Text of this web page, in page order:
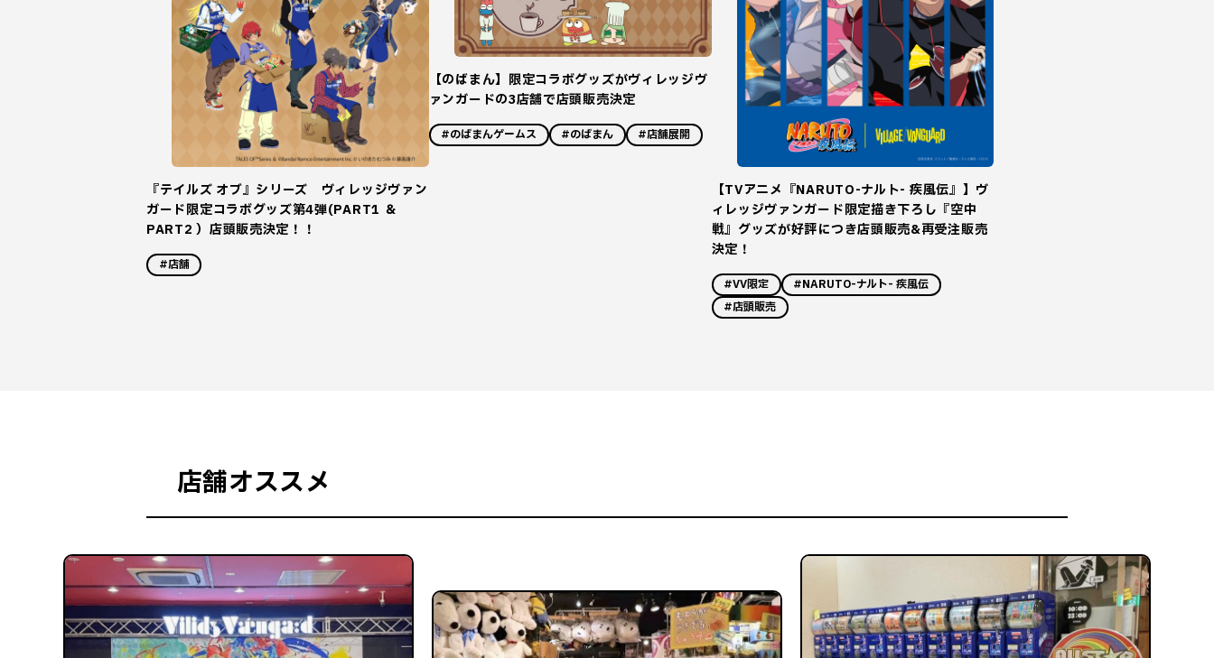
『テイルズ オブ』シリーズ ヴィレッジヴァン
ガード限定コラボグッズ第4弾(PART1 ＆
PART2 ）店頭販売決定！！
#店舗
【のばまん】限定コラボグッズがヴィレッジヴ
ァンガードの3店舗で店頭販売決定
#のばまんゲームス #のばまん #店舗展開
【TVアニメ『NARUTO-ナルト- 疾風伝』】ヴ
ィレッジヴァンガード限定描き下ろし『空中
戦』グッズが好評につき店頭販売&再受注販売
決定！
#VV限定
#NARUTO-ナルト- 疾風伝
#店頭販売
店舗オススメ